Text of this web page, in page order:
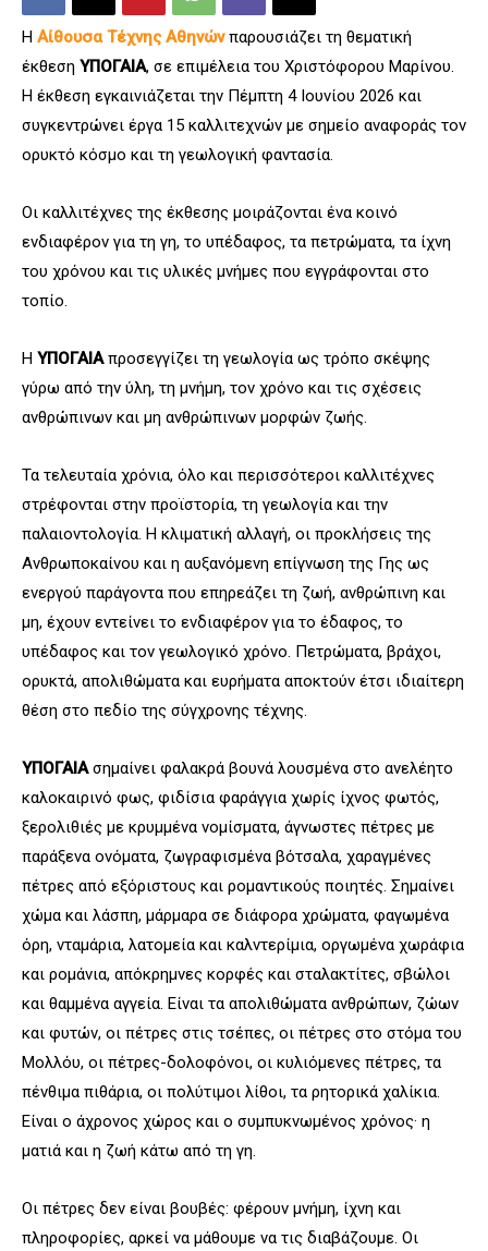
Η Αίθουσα Τέχνης Αθηνώνπαρουσιάζει τη θεματική
έκθεση ΥΠΟΓΑΙΑ, σε επιμέλεια του Χριστόφορου Μαρίνου.
Η έκθεση εγκαινιάζεται την Πέμπτη 4 Ιουνίου 2026 και
συγκεντρώνει έργα 15 καλλιτεχνών με σημείο αναφοράς τον
ορυκτό κόσμο και τη γεωλογική φαντασία.
Οι καλλιτέχνες της έκθεσης μοιράζονται ένα κοινό
ενδιαφέρον για τη γη, το υπέδαφος, τα πετρώματα, τα ίχνη
του χρόνου και τις υλικές μνήμες που εγγράφονται στο
τοπίο.
Η ΥΠΟΓΑΙΑπροσεγγίζει τη γεωλογία ως τρόπο σκέψης
γύρω από την ύλη, τη μνήμη, τον χρόνο και τις σχέσεις
ανθρώπινων και μη ανθρώπινων μορφών ζωής.
Τα τελευταία χρόνια, όλο και περισσότεροι καλλιτέχνες
στρέφονται στην προϊστορία, τη γεωλογία και την
παλαιοντολογία. Η κλιματική αλλαγή, οι προκλήσεις της
Ανθρωποκαίνου και η αυξανόμενη επίγνωση της Γης ως
ενεργού παράγοντα που επηρεάζει τη ζωή, ανθρώπινη και
μη, έχουν εντείνει το ενδιαφέρον για το έδαφος, το
υπέδαφος και τον γεωλογικό χρόνο. Πετρώματα, βράχοι,
ορυκτά, απολιθώματα και ευρήματα αποκτούν έτσι ιδιαίτερη
θέση στο πεδίο της σύγχρονης τέχνης.
ΥΠΟΓΑΙΑσημαίνει φαλακρά βουνά λουσμένα στο ανελέητο
καλοκαιρινό φως, φιδίσια φαράγγια χωρίς ίχνος φωτός,
ξερολιθιές με κρυμμένα νομίσματα, άγνωστες πέτρες με
παράξενα ονόματα, ζωγραφισμένα βότσαλα, χαραγμένες
πέτρες από εξόριστους και ρομαντικούς ποιητές. Σημαίνει
χώμα και λάσπη, μάρμαρα σε διάφορα χρώματα, φαγωμένα
όρη, νταμάρια, λατομεία και καλντερίμια, οργωμένα χωράφια
και ρομάνια, απόκρημνες κορφές και σταλακτίτες, σβώλοι
και θαμμένα αγγεία. Είναι τα απολιθώματα ανθρώπων, ζώων
και φυτών, οι πέτρες στις τσέπες, οι πέτρες στο στόμα του
Μολλόυ, οι πέτρες-δολοφόνοι, οι κυλιόμενες πέτρες, τα
πένθιμα πιθάρια, οι πολύτιμοι λίθοι, τα ρητορικά χαλίκια.
Είναι ο άχρονος χώρος και ο συμπυκνωμένος χρόνος· η
ματιά και η ζωή κάτω από τη γη.
Οι πέτρες δεν είναι βουβές: φέρουν μνήμη, ίχνη και
πληροφορίες, αρκεί να μάθουμε να τις διαβάζουμε. Οι